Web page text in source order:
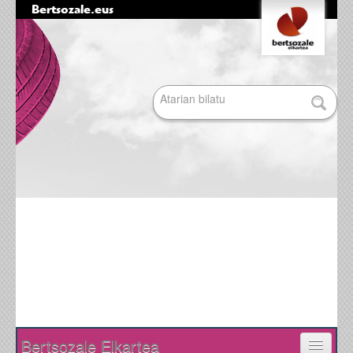
Bertsozale.eus
Edukira
salto
egin
|
Salto
egin
nabigazioara
pertsonalak
Bilatu atarian
Nabigazioa
Bertsozale Elkartea